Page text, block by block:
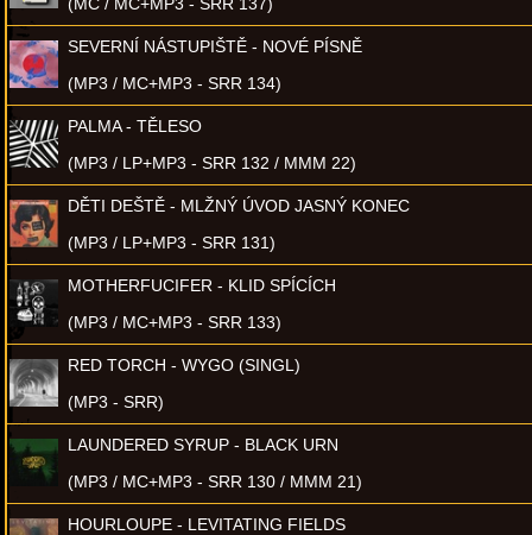
SEVERNÍ NÁSTUPIŠTĚ - NOVÉ PÍSNĚ
(MP3 / MC+MP3 - SRR 134)
PALMA - TĚLESO
(MP3 / LP+MP3 - SRR 132 / MMM 22)
DĚTI DEŠTĚ - MLŽNÝ ÚVOD JASNÝ KONEC
(MP3 / LP+MP3 - SRR 131)
MOTHERFUCIFER - KLID SPÍCÍCH
(MP3 / MC+MP3 - SRR 133)
RED TORCH - WYGO (SINGL)
(MP3 - SRR)
LAUNDERED SYRUP - BLACK URN
(MP3 / MC+MP3 - SRR 130 / MMM 21)
HOURLOUPE - LEVITATING FIELDS